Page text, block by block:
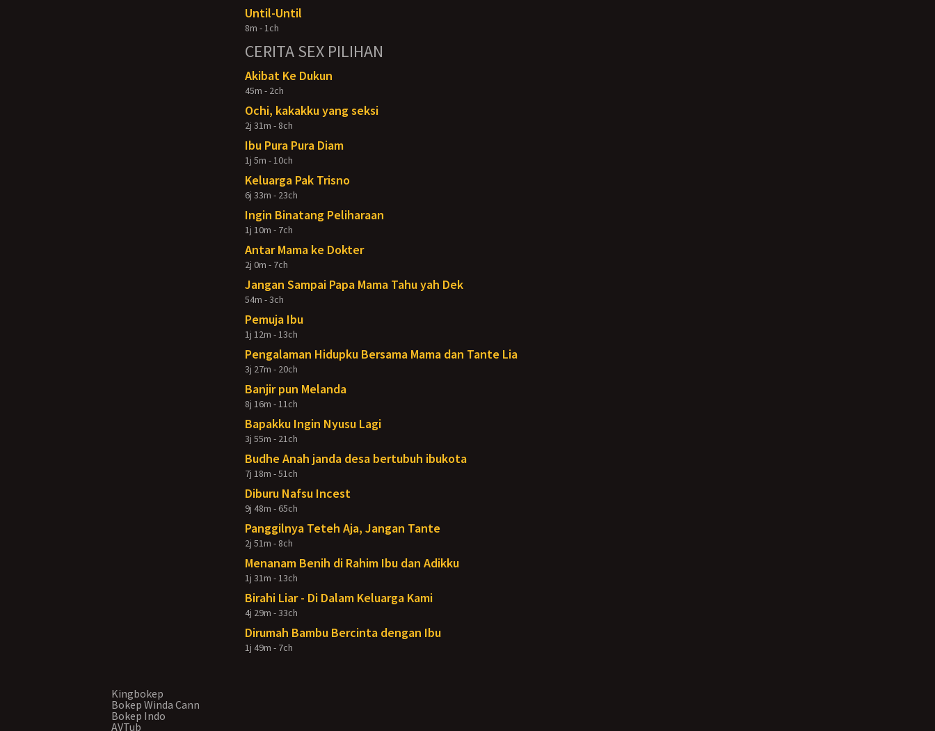
Until-Until
8m - 1ch
CERITA SEX PILIHAN
Akibat Ke Dukun
45m - 2ch
Ochi, kakakku yang seksi
2j 31m - 8ch
Ibu Pura Pura Diam
1j 5m - 10ch
Keluarga Pak Trisno
6j 33m - 23ch
Ingin Binatang Peliharaan
1j 10m - 7ch
Antar Mama ke Dokter
2j 0m - 7ch
Jangan Sampai Papa Mama Tahu yah Dek
54m - 3ch
Pemuja Ibu
1j 12m - 13ch
Pengalaman Hidupku Bersama Mama dan Tante Lia
3j 27m - 20ch
Banjir pun Melanda
8j 16m - 11ch
Bapakku Ingin Nyusu Lagi
3j 55m - 21ch
Budhe Anah janda desa bertubuh ibukota
7j 18m - 51ch
Diburu Nafsu Incest
9j 48m - 65ch
Panggilnya Teteh Aja, Jangan Tante
2j 51m - 8ch
Menanam Benih di Rahim Ibu dan Adikku
1j 31m - 13ch
Birahi Liar - Di Dalam Keluarga Kami
4j 29m - 33ch
Dirumah Bambu Bercinta dengan Ibu
1j 49m - 7ch
Kingbokep
Bokep Winda Cann
Bokep Indo
AVTub